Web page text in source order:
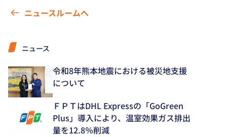
ニュースルームへ
ニュース
令和8年熊本地震における被災地支援
について
ＦＰＴはDHL Expressの「GoGreen
Plus」導入により、温室効果ガス排出
量を12.8％削減